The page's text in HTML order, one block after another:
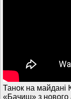
Танок на майдані
«Бачиш» з